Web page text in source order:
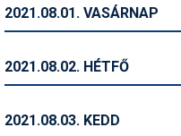
Humor
Ingatlan
Interjúk
2021.08.01. VASÁRNAP
2021.08.02. HÉTFŐ
2021.08.03. KEDD